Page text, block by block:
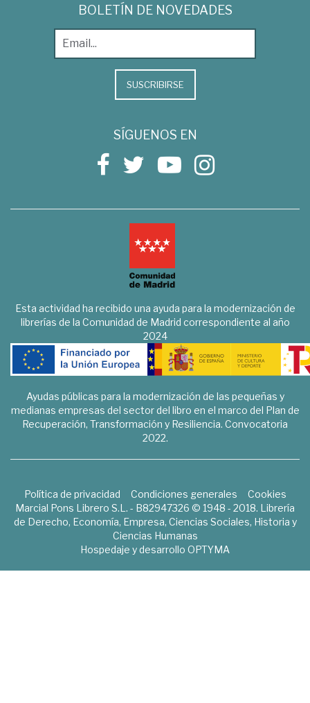
BOLETÍN DE NOVEDADES
SUSCRIBIRSE
SÍGUENOS EN
Esta actividad ha recibido una ayuda para la modernización de
librerías de la Comunidad de Madrid correspondiente al año
2024
Ayudas públicas para la modernización de las pequeñas y
medianas empresas del sector del libro en el marco del Plan de
Recuperación, Transformación y Resiliencia. Convocatoria
2022.
Política de privacidad Condiciones generales
Cookies
Marcial Pons Librero S.L. - B82947326 © 1948 - 2018. Librería
de Derecho, Economía, Empresa, Ciencias Sociales, Historia y
Ciencias Humanas
Hospedaje y desarrollo OPTYMA